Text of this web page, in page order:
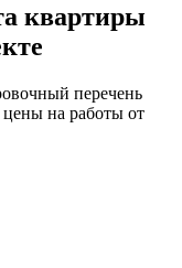
квартиры
перечень
на работы от